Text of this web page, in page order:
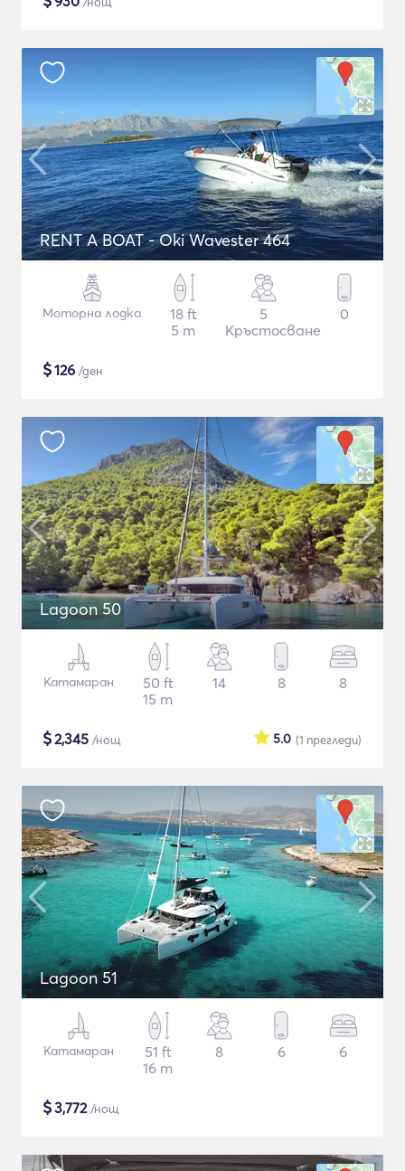
RENT A BOAT - Oki Wavester 464
Моторна лодка
18 ft
5 m
5
Кръстосване
0
$126 /ден
Lagoon 50
Катамаран
50 ft
15 m
14 8 8
$2,345 /нощ (1 прегледи)
5.0
Lagoon 51
Катамаран
51 ft
16 m
8 6 6
$3,772/нощ